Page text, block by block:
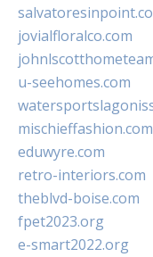
jovialfloralco.com
u-seehomes.com
mischieffashion.com
eduwyre.com
retro-interiors.com
theblvd-boise.com
fpet2023.org
e-smart2022.org